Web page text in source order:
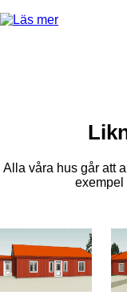
Alla våra hus går att
exempel